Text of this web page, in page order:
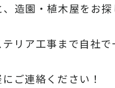
造園・植木屋をお探
リア工事まで自社
ご連絡ください！